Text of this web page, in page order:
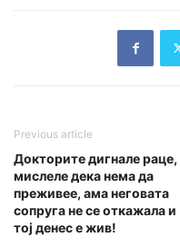
Previous article
Докторите дигнале раце,
мислеле дека нема да
преживее, ама неговата
сопруга не се откажала и
тој денес е жив!